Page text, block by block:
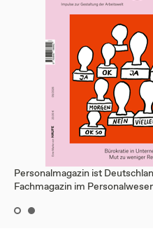
Personalmagazin ist
Fachmagazin im